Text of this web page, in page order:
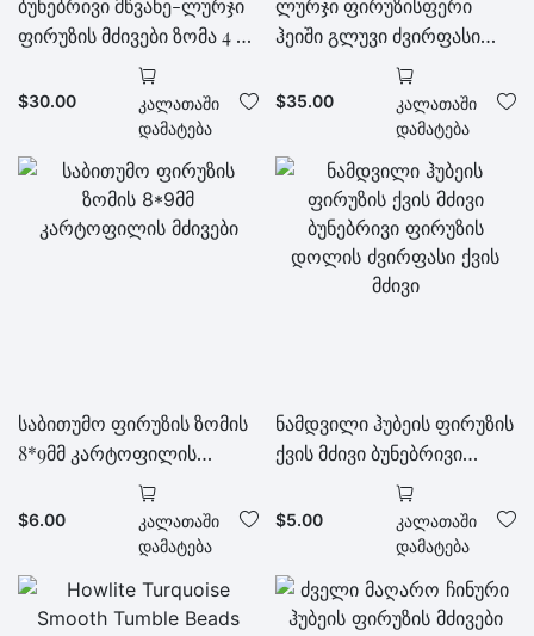
ბუნებრივი მწვანე-ლურჯი
ფირუზის მძივები ზომა 4 მმ
ფირუზის მძივები
ნახევრად ძვირფასი ღერი
დასამზადებლად ფირუზის
ქვისთვის
$30.00
Კალათაში
Დამატება
ლურჯი ფირუზისფერი
ჰეიში გლუვი ძვირფასი
ქვის ფხვიერი მძივები
სამკაულების
დასამზადებლად
$35.00
Კალათაში
Დამატება
საბითუმო ფირუზის ზომის
8*9მმ კარტოფილის
$6.00
Კალათაში
Დამატება
ნამდვილი ჰუბეის ფირუზის
ქვის მძივი ბუნებრივი
ფირუზის დოლის
ძვირფასი ქვის მძივი
$5.00
Კალათაში
Დამატება